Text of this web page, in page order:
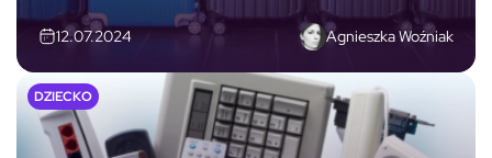
12.07.2024 Agnieszka Woźniak
DZIECKO